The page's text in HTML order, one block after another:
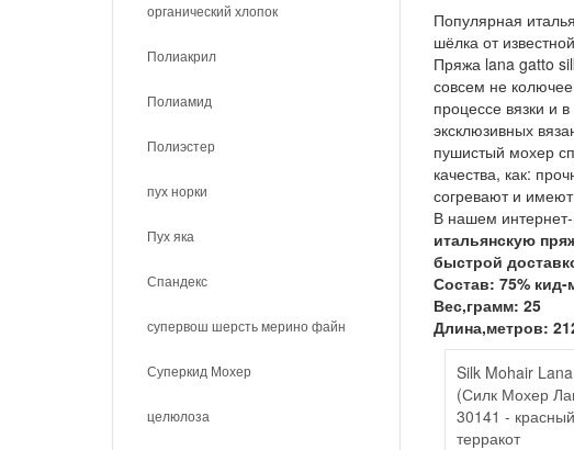
органический хлопок
Полиакрил
Полиамид
Полиэстер
пух норки
Пух яка
Спандекс
супервош шерсть мерино файн
Суперкид Мохер
целюлоза
Популярная
шёлка от
Пряжа lana gatto
совсем не
процессе вязки и
эксклюзивных
пушистый мохер
качества, как:
согревают и
В нашем интернет-
итальянскую
быстрой
Состав: 75%
Вес,грамм: 25
Длина,метров:
Silk Mohair
(Силк Мохер
30141 - красный
терракот